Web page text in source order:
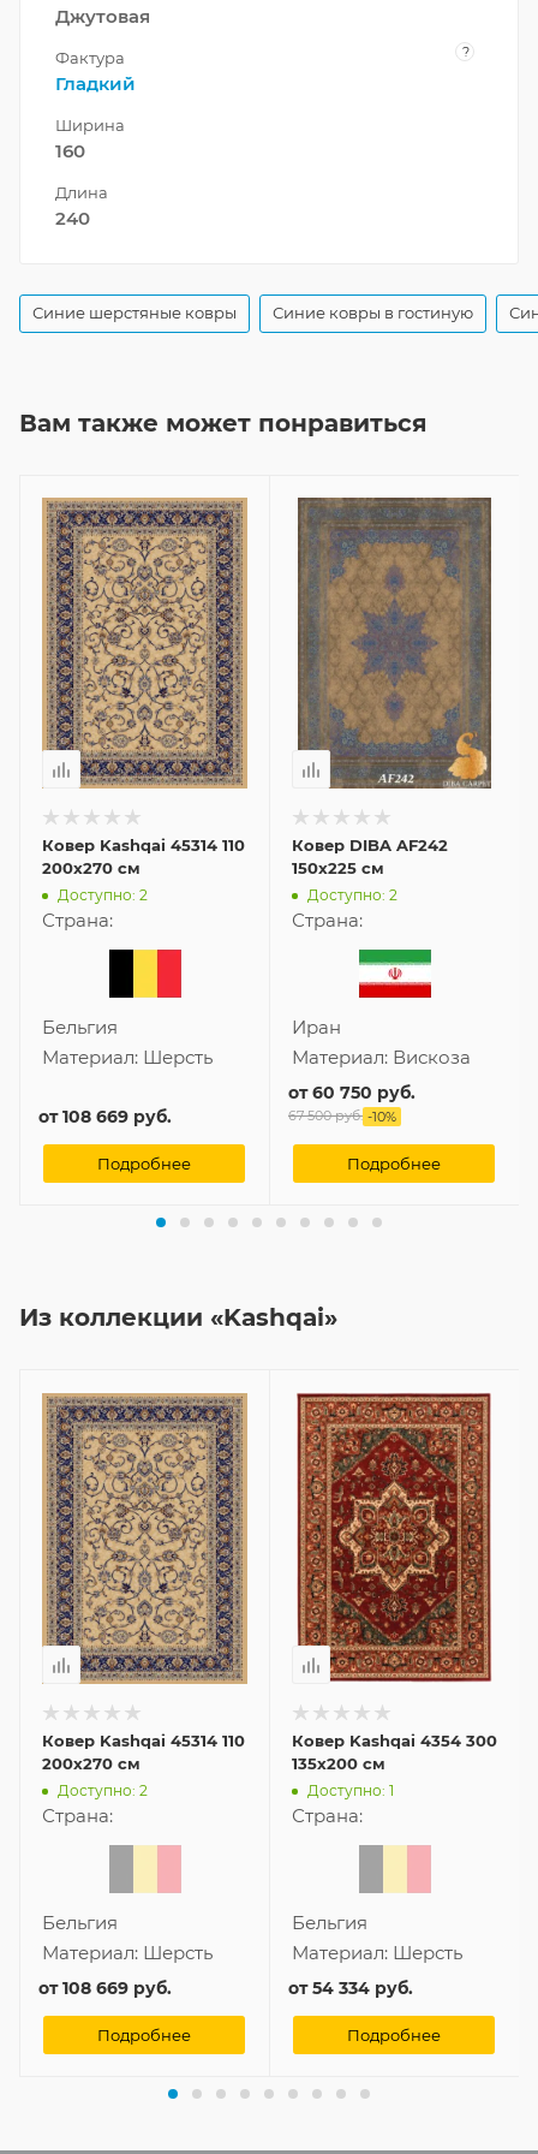
Джутовая
Фактура ?
Гладкий
Ширина
160
Длина
240
Синие шерстяные ковры Синие ковры в гостиную
Вам также может понравиться
Ковер Kashqai 45314 110
200x270 см
Доступно: 2
Страна:
Бельгия
Материал: Шерсть
от108 669 руб.
Подробнее
Ковер DIBA AF242
150x225 см
Доступно: 2
Страна:
Иран
Материал: Вискоза
от60 750 руб.
67 500 руб. -10%
Подробнее
Из коллекции «Kashqai»
Ковер Kashqai 45314 110
200x270 см
Доступно: 2
Страна:
Бельгия
Материал: Шерсть
от108 669 руб.
Подробнее
Ковер Kashqai 4354 300
135x200 см
Доступно: 1
Страна:
Бельгия
Материал: Шерсть
от54 334 руб.
Подробнее